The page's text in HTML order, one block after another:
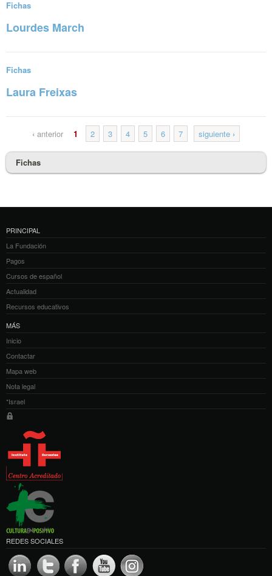
Fichas
Lourdes March
Fichas
Laura Freixas
‹ anterior 1 2 3 4 5 6 7 siguiente ›
Fichas
PRINCIPAL
La Fundación
Pagos
Cursos de español
Actualidad
Recursos educativos
MÁS
Inicio
Contactar
Mapa web
Nota legal
*Israel
REDES SOCIALES